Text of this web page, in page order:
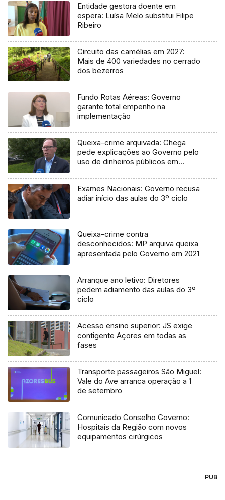
Entidade gestora doente em
espera: Luísa Melo substitui Filipe
Ribeiro
Circuito das camélias em 2027:
Mais de 400 variedades no cerrado
dos bezerros
Fundo Rotas Aéreas: Governo
garante total empenho na
implementação
Queixa-crime arquivada: Chega
pede explicações ao Governo pelo
uso de dinheiros públicos em
Exames Nacionais: Governo recusa
adiar início das aulas do 3º ciclo
Queixa-crime contra
desconhecidos: MP arquiva queixa
apresentada pelo Governo em 2021
Arranque ano letivo: Diretores
pedem adiamento das aulas do 3º
ciclo
Acesso ensino superior: JS exige
contigente Açores em todas as
fases
Transporte passageiros São Miguel:
Vale do Ave arranca operação a 1
de setembro
Comunicado Conselho Governo:
Hospitais da Região com novos
equipamentos cirúrgicos
PUB